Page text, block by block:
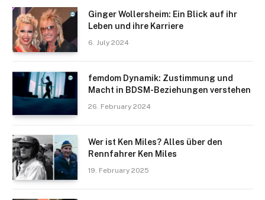
Ginger Wollersheim: Ein Blick auf ihr
Leben und ihre Karriere
6. July 2024
femdom Dynamik: Zustimmung und
Macht in BDSM-Beziehungen verstehen
26. February 2024
Wer ist Ken Miles? Alles über den
Rennfahrer Ken Miles
19. February 2025